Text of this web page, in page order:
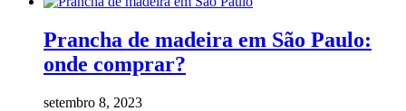
Prancha de madeira em São Paulo:
onde comprar?
setembro 8, 2023